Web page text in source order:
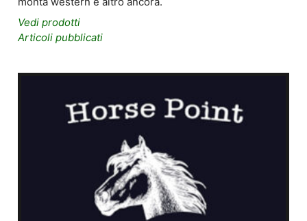
Vedi prodotti
Articoli pubblicati